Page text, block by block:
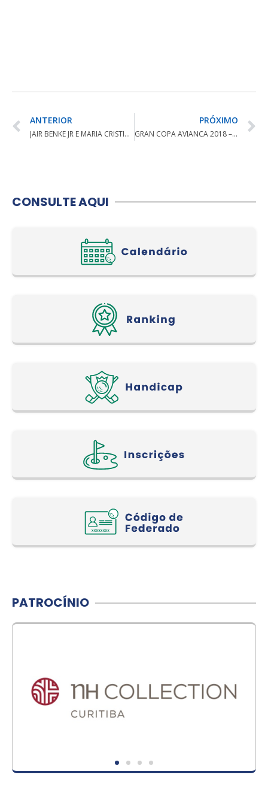
ANTERIOR
JAIR BENKE JR E MARIA CRISTINA BUENO VENCEM 6º ABERTO DO PINE HILL
PRÓXIMO
GRAN COPA AVIANCA 2018 – WISH GOLF RESORT
CONSULTE AQUI
PATROCÍNIO